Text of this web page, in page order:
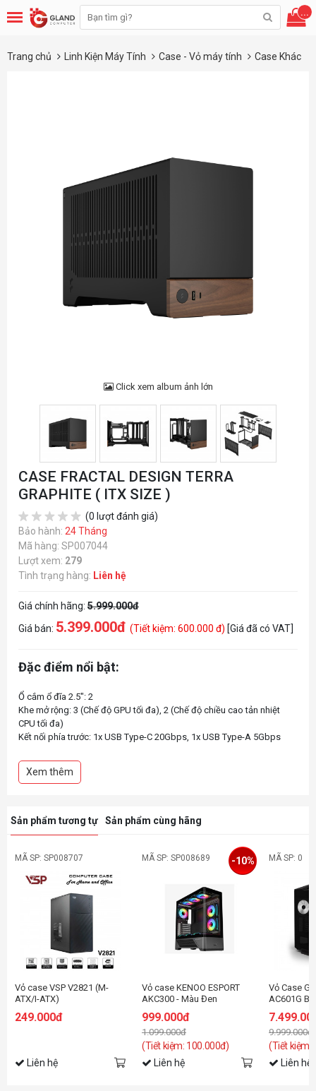
...
Trang chủ Linh Kiện Máy Tính Case - Vỏ máy tính Case Khác
Click xem album ảnh lớn
CASE FRACTAL DESIGN TERRA
GRAPHITE ( ITX SIZE )
(0 lượt đánh giá)
Bảo hành: 24 Tháng
Mã hàng: SP007044
Lượt xem: 279
Tình trạng hàng: Liên hệ
Giá chính hãng: 5.999.000đ
Giá bán: 5.399.000đ (Tiết kiệm: 600.000 đ) [Giá đã có VAT]
Đặc điểm nổi bật:
Ổ cắm ổ đĩa 2.5": 2
Khe mở rộng: 3 (Chế độ GPU tối đa), 2 (Chế độ chiều cao tản nhiệt
CPU tối đa)
Kết nối phía trước: 1x USB Type-C 20Gbps, 1x USB Type-A 5Gbps
Quạt phía dưới: 1x 120 mm
Hỗ trợ Mainboard: mITX
Xem thêm
Sản phẩm tương tự Sản phẩm cùng hãng
MÃ SP: SP008707
Vỏ case VSP V2821 (M-
ATX/I-ATX)
249.000đ
Liên hệ
MÃ SP: SP008689
Vỏ case KENOO ESPORT
AKC300 - Màu Đen
999.000đ
1.099.000đ
(Tiết kiệm: 100.000đ)
-10%
Liên hệ
MÃ SP: 0
Vỏ Case
AC601G
9.999.000đ
(Tiết kiệm:
Liên hệ